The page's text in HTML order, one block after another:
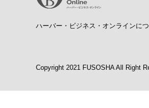
ハーバー・ビジネス・オンラインに
Copyright 2021 FUSOSHA All Right